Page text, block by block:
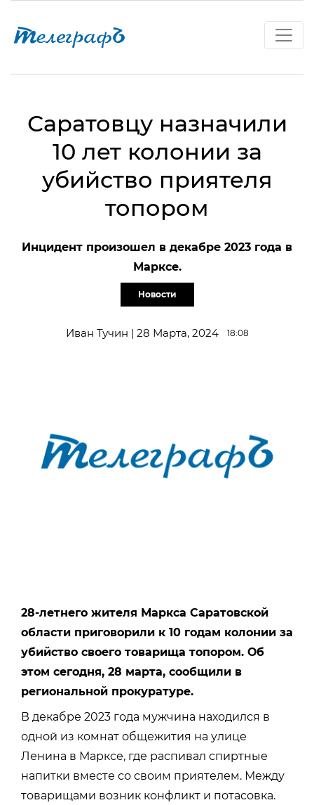
Саратовцу назначили
10 лет колонии за
убийство приятеля
топором
Инцидент произошел в декабре 2023 года в
Марксе.
Новости
Иван Тучин | 28 Марта, 2024 18:08
28-летнего жителя Маркса Саратовской
области приговорили к 10 годам колонии за
убийство своего товарища топором. Об
этом сегодня, 28 марта, сообщили в
региональной прокуратуре.
В декабре 2023 года мужчина находился в
одной из комнат общежития на улице
Ленина в Марксе, где распивал спиртные
напитки вместе со своим приятелем. Между
товарищами возник конфликт и потасовка.